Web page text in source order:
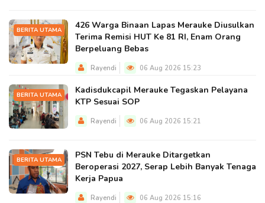
BERITA UTAMA
426 Warga Binaan Lapas Merauke Diusulkan
Terima Remisi HUT Ke 81 RI, Enam Orang
Berpeluang Bebas
Rayendi 06 Aug 2026 15:23
BERITA UTAMA
Kadisdukcapil Merauke Tegaskan Pelayana
KTP Sesuai SOP
Rayendi 06 Aug 2026 15:21
BERITA UTAMA
PSN Tebu di Merauke Ditargetkan
Beroperasi 2027, Serap Lebih Banyak Tenaga
Kerja Papua
Rayendi 06 Aug 2026 15:16